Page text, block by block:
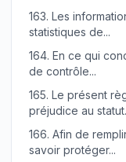
163. Les
statistiques de...
164. En ce qui
de contrôle...
165. Le présent
préjudice au
166. Afin de
savoir protéger...